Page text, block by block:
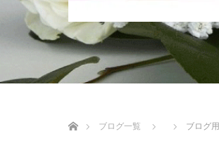
ブログ一覧
ブログ用